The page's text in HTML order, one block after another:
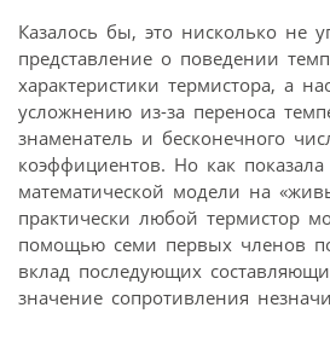
Казалось бы, это нисколько не
представление о поведении
характеристики термистора, а
усложнению из-за переноса
знаменатель и бесконечного
коэффициентов. Но как показала
математической модели на
практически любой термистор
помощью семи первых членов
вклад последующих
значение сопротивления